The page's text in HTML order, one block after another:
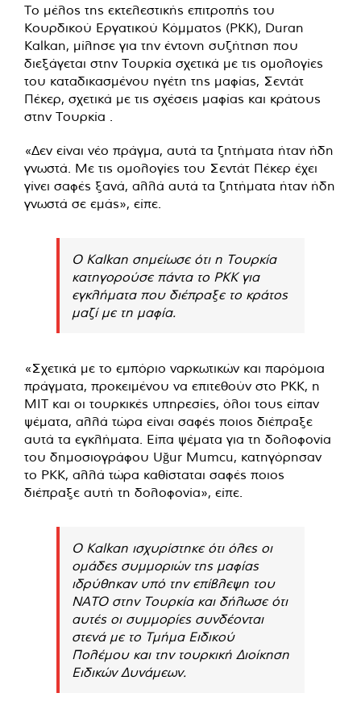
Το μέλος της εκτελεστικής επιτροπής του
Κουρδικού Εργατικού Κόμματος (PKK), Duran
Kalkan, μίλησε για την έντονη συζήτηση που
διεξάγεται στην Τουρκία σχετικά με τις ομολογίες
του καταδικασμένου ηγέτη της μαφίας, Σεντάτ
Πέκερ, σχετικά με τις σχέσεις μαφίας και κράτους
στην Τουρκία .
«Δεν είναι νέο πράγμα, αυτά τα ζητήματα ήταν ήδη
γνωστά. Με τις ομολογίες του Σεντάτ Πέκερ έχει
γίνει σαφές ξανά, αλλά αυτά τα ζητήματα ήταν ήδη
γνωστά σε εμάς», είπε.
Ο Kalkan σημείωσε ότι η Τουρκία
κατηγορούσε πάντα το PKK για
εγκλήματα που διέπραξε το κράτος
μαζί με τη μαφία.
«Σχετικά με το εμπόριο ναρκωτικών και παρόμοια
πράγματα, προκειμένου να επιτεθούν στο PKK, η
MIT και οι τουρκικές υπηρεσίες, όλοι τους είπαν
ψέματα, αλλά τώρα είναι σαφές ποιος διέπραξε
αυτά τα εγκλήματα. Είπα ψέματα για τη δολοφονία
του δημοσιογράφου Uğur Mumcu, κατηγόρησαν
το PKK, αλλά τώρα καθίσταται σαφές ποιος
διέπραξε αυτή τη δολοφονία», είπε.
Ο Kalkan ισχυρίστηκε ότι όλες οι
ομάδες συμμοριών της μαφίας
ιδρύθηκαν υπό την επίβλεψη του
ΝΑΤΟ στην Τουρκία και δήλωσε ότι
αυτές οι συμμορίες συνδέονται
στενά με το Τμήμα Ειδικού
Πολέμου και την τουρκική Διοίκηση
Ειδικών Δυνάμεων.